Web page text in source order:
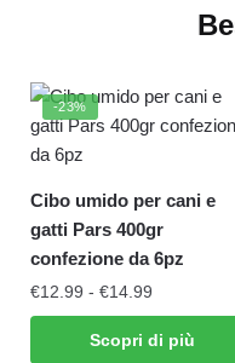
-23%
Cibo umido per cani e
gatti Pars 400gr
confezione da 6pz
€12.99 - €14.99
Scopri di più